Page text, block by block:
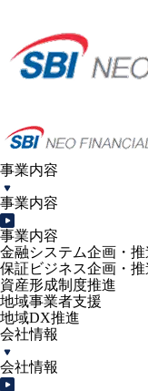
事業内容
事業内容
事業内容
金融システム企画・推
保証ビジネス企画・推
資産形成制度推進
地域事業者支援
地域DX推進
会社情報
会社情報